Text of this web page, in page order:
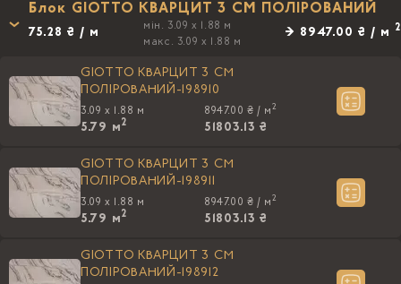
Блок GIOTTO КВАРЦИТ 3 CM ПОЛIРОВАНИЙ
75.28 ₴ / м
мін. 3.09 x 1.88 м
макс. 3.09 x 1.88 м
→ 8947.00 ₴ / м 2
GIOTTO КВАРЦИТ 3 CM
ПОЛIРОВАНИЙ-198910
3.09 x 1.88 м
5.79 м2
8947.00 ₴ / м 2
51803.13 ₴
GIOTTO КВАРЦИТ 3 CM
ПОЛIРОВАНИЙ-198911
3.09 x 1.88 м
5.79 м2
8947.00 ₴ / м 2
51803.13 ₴
GIOTTO КВАРЦИТ 3 CM
ПОЛIРОВАНИЙ-198912